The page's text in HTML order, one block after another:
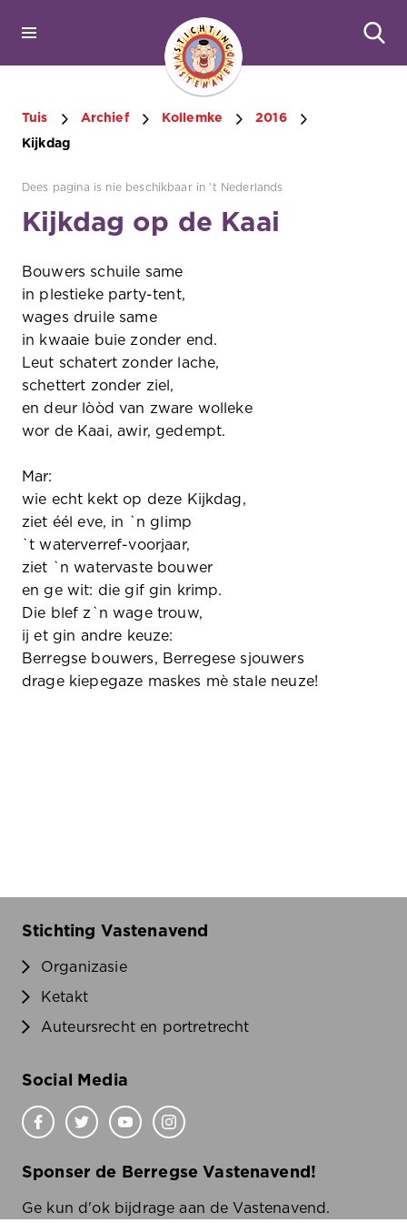
Tuis Archief Kollemke
2016
Kijkdag
Dees pagina is nie beschikbaar in 't Nederlands
Kijkdag op de Kaai
Bouwers schuile same
in plestieke party-tent,
wages druile same
in kwaaie buie zonder end.
Leut schatert zonder lache,
schettert zonder ziel,
en deur lòòd van zware wolleke
wor de Kaai, awir, gedempt.
Mar:
wie echt kekt op deze Kijkdag,
ziet éél eve, in `n glimp
`t waterverref-voorjaar,
ziet `n watervaste bouwer
en ge wit: die gif gin krimp.
Die blef z`n wage trouw,
ij et gin andre keuze:
Berregse bouwers, Berregese sjouwers
drage kiepegaze maskes mè stale neuze!
Stichting Vastenavend
Organizasie
Ketakt
Auteursrecht en portretrecht
Social Media
Sponser de Berregse Vastenavend!
Ge kun d'ok bijdrage aan de Vastenavend.